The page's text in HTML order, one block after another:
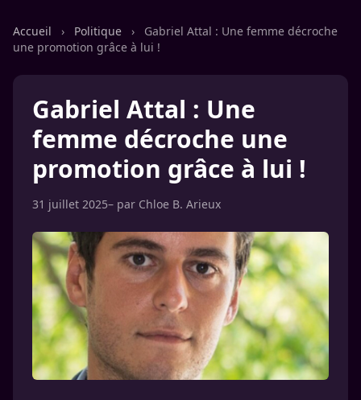
Accueil › Politique ›
Gabriel Attal : Une femme décroche
une promotion grâce à lui !
Gabriel Attal : Une
femme décroche une
promotion grâce à lui !
31 juillet 2025– par Chloe B. Arieux